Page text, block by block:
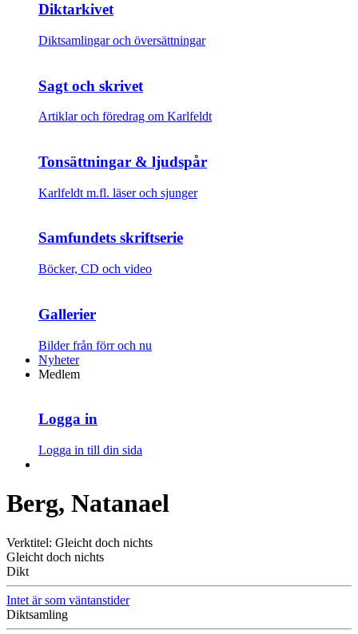
Diktarkivet
Diktsamlingar och översättningar
Sagt och skrivet
Artiklar och föredrag om Karlfeldt
Tonsättningar & ljudspår
Karlfeldt m.fl. läser och sjunger
Samfundets skriftserie
Böcker, CD och video
Gallerier
Bilder från förr och nu
Nyheter
Medlem
Logga in
Logga in till din sida
Berg, Natanael
Verktitel: Gleicht doch nichts
Gleicht doch nichts
Dikt
Intet är som väntanstider
Diktsamling